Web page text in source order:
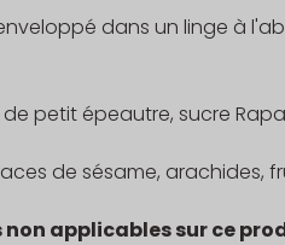
dans un linge à
de petit épeautre, sucre
de sésame, arachides,
applicables sur ce